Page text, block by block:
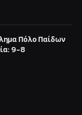
Πόλο Παίδων
9-8